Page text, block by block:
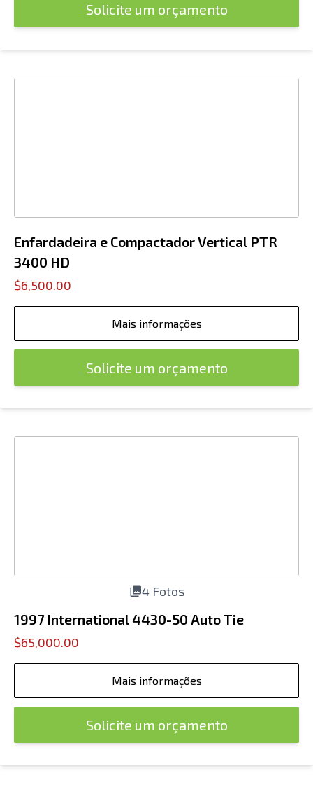
Solicite um orçamento
Enfardadeira e Compactador Vertical PTR
3400 HD
$6,500.00
Mais informações
Solicite um orçamento
4 Fotos
1997 International 4430-50 Auto Tie
$65,000.00
Mais informações
Solicite um orçamento